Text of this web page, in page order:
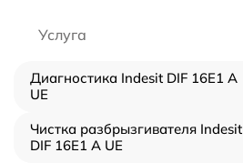
Услуга
Диагностика Indesit DIF 16Е1 А
UE
Чистка разбрызгивателя Indesit
DIF 16Е1 А UE